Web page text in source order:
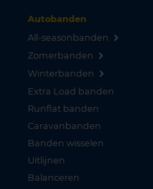
Autobanden
All-seasonbanden
Zomerbanden
Winterbanden
Extra Load banden
Runflat banden
Caravanbanden
Banden wisselen
Uitlijnen
Balanceren